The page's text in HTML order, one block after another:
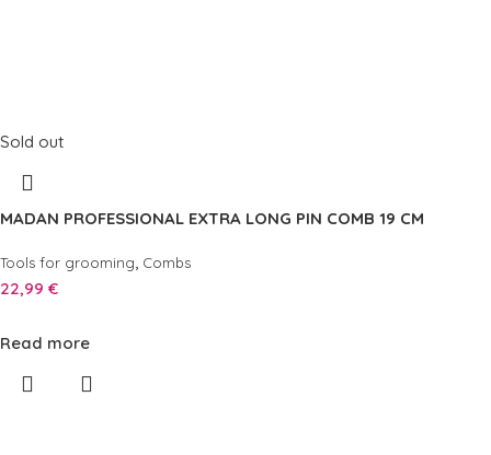
Sold out
MADAN PROFESSIONAL EXTRA LONG PIN COMB 19 CM
Tools for grooming, Combs
22,99 €
Read more